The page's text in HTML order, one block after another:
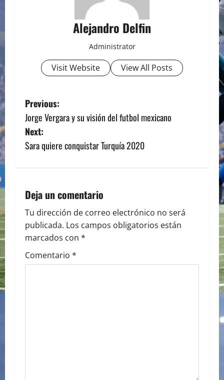
Alejandro Delfin
Administrator
Visit Website View All Posts
P
o
s
n
a
v
i
Previous:
Jorge Vergara y su visión del futbol mexicano
Next:
Sara quiere conquistar Turquía 2020
Deja un comentario
Tu dirección de correo electrónico no será
publicada. Los campos obligatorios están
marcados con *
Comentario *